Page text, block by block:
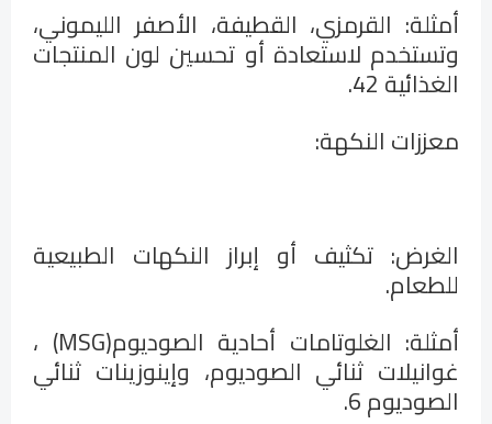
أمثلة: القرمزي، القطيفة، الأصفر الليموني،
وتستخدم لاستعادة أو تحسين لون المنتجات
الغذائية 42
.
معززات النكهة:
الغرض: تكثيف أو إبراز النكهات الطبيعية
للطعام.
أمثلة: الغلوتامات أحادية الصوديوم(MSG) ،
غوانيلات ثنائي الصوديوم، وإينوزينات ثنائي
الصوديوم 6 .